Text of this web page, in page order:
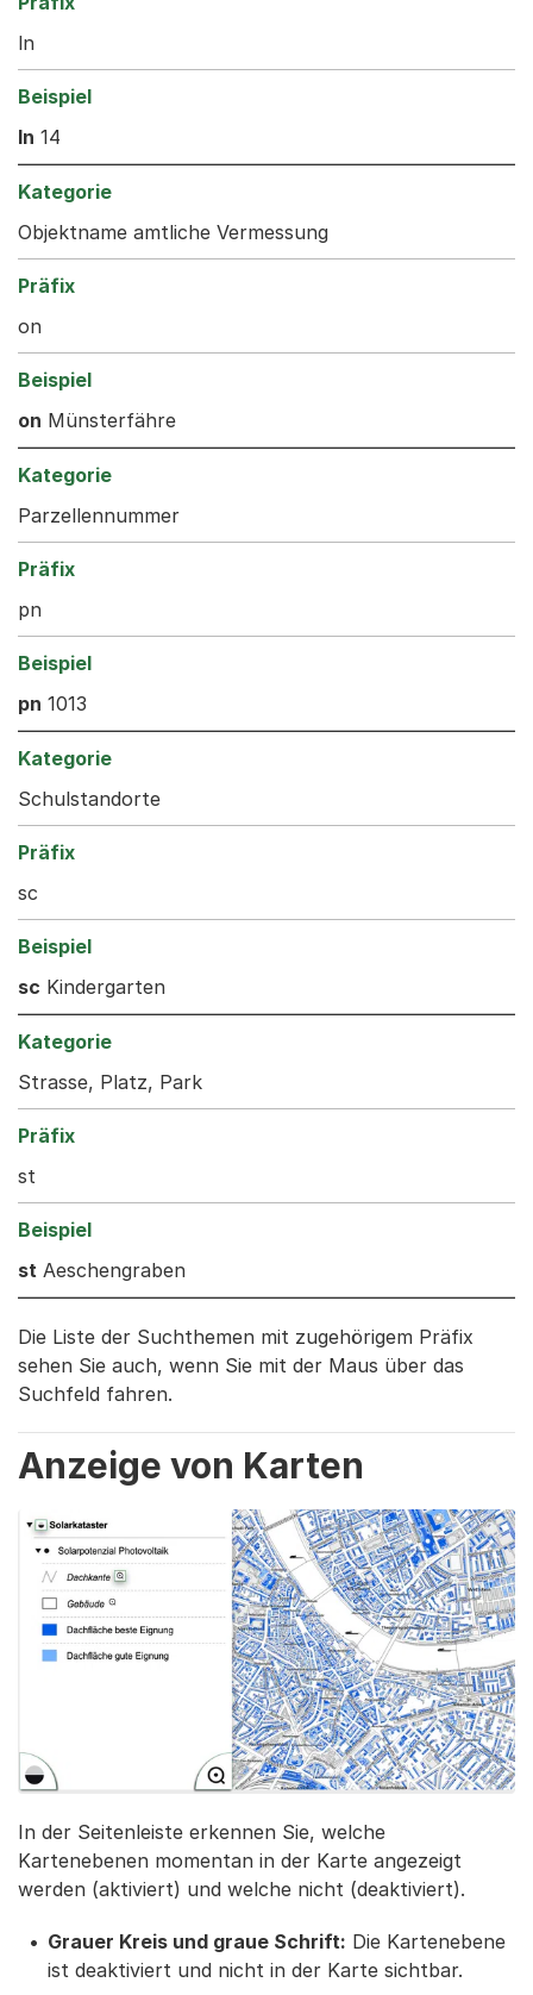
ln
ln 14
Objektname amtliche Vermessung
on
on Münsterfähre
Parzellennummer
pn
pn 1013
Schulstandorte
sc
sc Kindergarten
Strasse, Platz, Park
st
st Aeschengraben
Die Liste der Suchthemen mit zugehörigem Präfix
sehen Sie auch, wenn Sie mit der Maus über das
Suchfeld fahren.
Anzeige von Karten
In der Seitenleiste erkennen Sie, welche
Kartenebenen momentan in der Karte angezeigt
werden (aktiviert) und welche nicht (deaktiviert).
Grauer Kreis und graue Schrift: Die Kartenebene
ist deaktiviert und nicht in der Karte sichtbar.